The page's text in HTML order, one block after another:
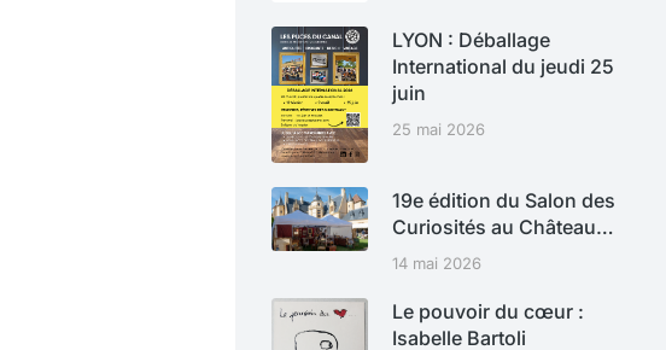
LYON : Déballage
International du jeudi 25
juin
25 mai 2026
19e édition du Salon des
Curiosités au Château…
14 mai 2026
Le pouvoir du cœur :
Isabelle Bartoli